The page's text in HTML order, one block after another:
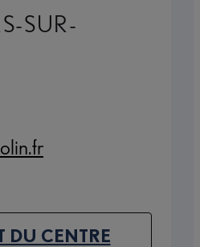
SUR-
tab)
new tab)
tab)
DU CENTRE